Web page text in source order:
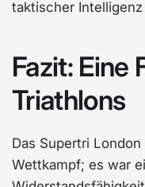
taktischer
Fazit: Eine
Triathlons
Das Supertri
Wettkampf; es war